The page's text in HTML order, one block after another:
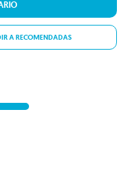
A RECOMENDADAS